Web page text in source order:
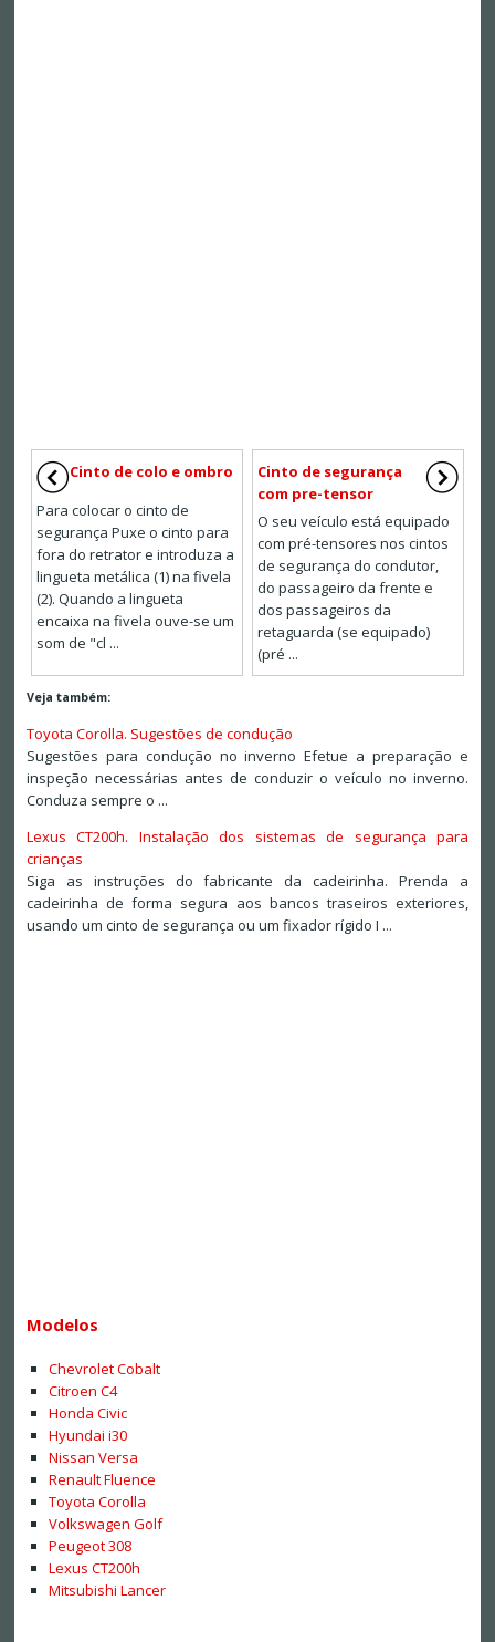
Cinto de colo e ombro
Para colocar o cinto de
segurança Puxe o cinto para
fora do retrator e introduza a
lingueta metálica (1) na fivela
(2). Quando a lingueta
encaixa na fivela ouve-se um
som de "cl ...
Cinto de segurança
com pre-tensor
O seu veículo está equipado
com pré-tensores nos cintos
de segurança do condutor,
do passageiro da frente e
dos passageiros da
retaguarda (se equipado)
(pré ...
Veja também:
Toyota Corolla. Sugestões de condução
Sugestões para condução no inverno Efetue a preparação e
inspeção necessárias antes de conduzir o veículo no inverno.
Conduza sempre o ...
Lexus CT200h. Instalação dos sistemas de segurança para
crianças
Siga as instruções do fabricante da cadeirinha. Prenda a
cadeirinha de forma segura aos bancos traseiros exteriores,
usando um cinto de segurança ou um fixador rígido I ...
Modelos
Chevrolet Cobalt
Citroen C4
Honda Civic
Hyundai i30
Nissan Versa
Renault Fluence
Toyota Corolla
Volkswagen Golf
Peugeot 308
Lexus CT200h
Mitsubishi Lancer